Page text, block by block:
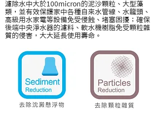
濾除水中大於100micron的泥沙顆粒、大型藻
類，並有效保護家中各種自來水管線、水龍頭、
高級用水家電等設備免受侵蝕、堵塞困擾；確保
後端中央淨水器的濾料、軟水機樹脂免受顆粒雜
質的侵害，大大延長使用壽命。